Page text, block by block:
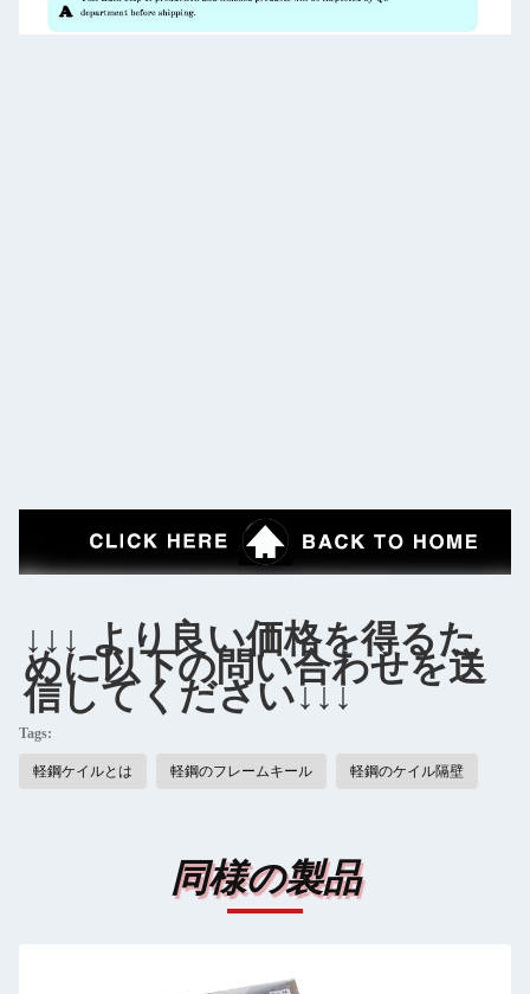
↓↓↓ より良い価格を得るた
めに以下の問い合わせを送
信してください↓↓↓
Tags:
軽鋼ケイルとは 軽鋼のフレームキール 軽鋼のケイル隔壁
同様の製品